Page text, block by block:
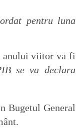
pentru luna
anului viitor va fi
se va declara
Bugetul General